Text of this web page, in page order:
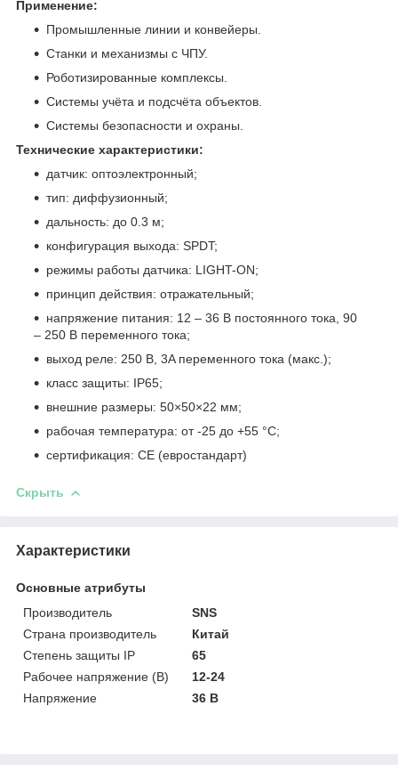
Применение:
Промышленные линии и конвейеры.
Станки и механизмы с ЧПУ.
Роботизированные комплексы.
Системы учёта и подсчёта объектов.
Системы безопасности и охраны.
Технические характеристики:
датчик: оптоэлектронный;
тип: диффузионный;
дальность: до 0.3 м;
конфигурация выхода: SPDT;
режимы работы датчика: LIGHT-ON;
принцип действия: отражательный;
напряжение питания: 12 – 36 В постоянного тока, 90
– 250 В переменного тока;
выход реле: 250 В, 3A переменного тока (макс.);
класс защиты: IP65;
внешние размеры: 50×50×22 мм;
рабочая температура: от -25 до +55 °C;
сертификация: CE (евростандарт)
Скрыть
Характеристики
Основные атрибуты
Производитель
SNS
Страна производитель
Китай
Степень защиты IP
65
Рабочее напряжение (В)
12-24
Напряжение
36 В